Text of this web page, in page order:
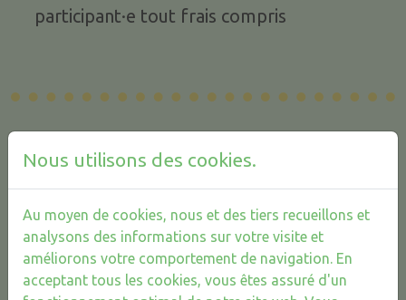
participant·e tout frais compris
Restez informé·e de nos
actualités
Inscrivez-vous à notre newsletter !
Nous utilisons des cookies.
Au moyen de cookies, nous et des tiers recueillons et
analysons des informations sur votre visite et
améliorons votre comportement de navigation. En
acceptant tous les cookies, vous êtes assuré d'un